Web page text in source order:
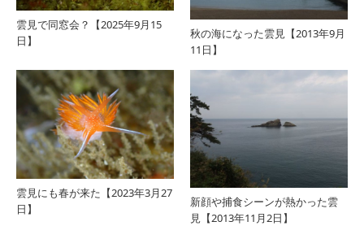
雲見で同窓会？【2025年9月15
日】
秋の海になった雲見【2013年9月
11日】
雲見にも春が来た【2023年3月27
日】
新顔や捕食シーンが熱かった雲
見【2013年11月2日】